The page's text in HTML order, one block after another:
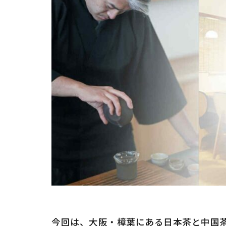
今回は、大阪・樟葉にある日本茶と中国